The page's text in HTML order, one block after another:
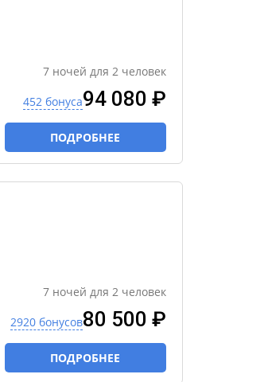
7 ночей для 2 человек
452 бонуса94 080 ₽
ПОДРОБНЕЕ
7 ночей для 2 человек
2920 бонусов80 500 ₽
ПОДРОБНЕЕ